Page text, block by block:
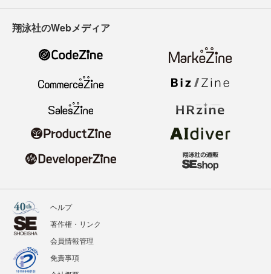
翔泳社のWebメディア
ヘルプ
著作権・リンク
会員情報管理
免責事項